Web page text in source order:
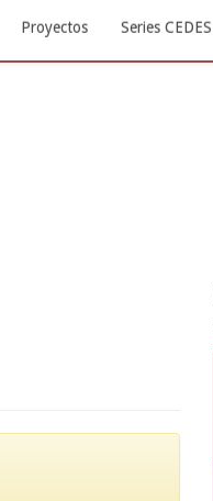
Proyectos Series CEDES